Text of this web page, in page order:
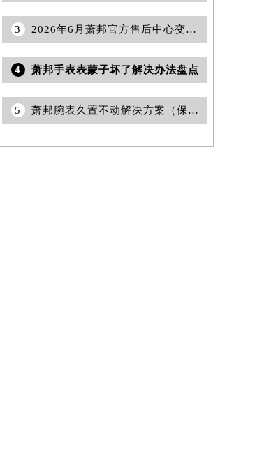
3 2026年6月萧邦官方售后中心变更及新增网点完整补充公告
4 萧邦手表表蒙子坏了解决办法盘点
5 萧邦腕表久置不动解决方案（保养与恢复指南）